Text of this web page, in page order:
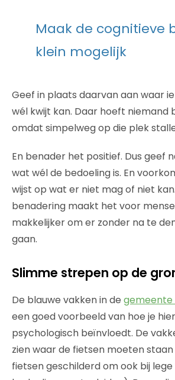
Maak de cognitieve
klein mogelijk
Geef in plaats daarvan aan waar
wél kwijt kan. Daar hoeft niemand
omdat simpelweg op die plek
En benader het positief. Dus geef
wat wél de bedoeling is. En
wijst op wat er niet mag of niet
benadering maakt het voor
makkelijker om er zonder na te
gaan.
Slimme strepen op de
De blauwe vakken in de gemeente
een goed voorbeeld van hoe je
psychologisch beïnvloedt. De
zien waar de fietsen moeten
fietsen geschilderd om ook bij